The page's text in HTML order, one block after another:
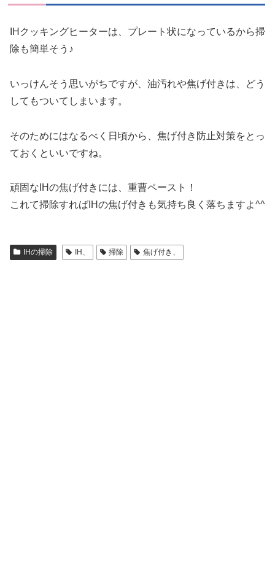
IHクッキングヒーターは、プレート状になっているから掃
除も簡単そう♪
いっけんそう思いがちですが、油汚れや焦げ付きは、どう
してもついてしまいます。
そのためにはなるべく日頃から、焦げ付き防止対策をとっ
ておくといいですね。
頑固なIHの焦げ付きには、重曹ペースト！
これて掃除すればIHの焦げ付きも気持ち良く落ちますよ^^
IHの掃除 IH、 掃除 焦げ付き、